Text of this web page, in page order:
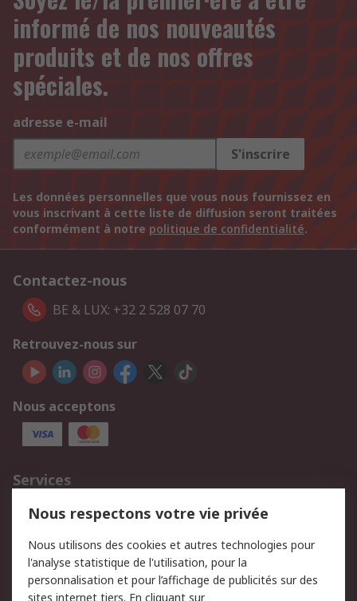
informé de nos nouveautés
produits et de nos offres
spéciales.
adresse e-mail
S'inscrire
Les données personnelles que vous nous fournissez en
vous inscrivant à cette liste de diffusion seront traitées
conformément à notre politique de confidentialité.
Contactez-nous
BE & LUX: +32 2 528 07 70
Retrouvez-nous sur
Nous acceptons
Services
750.000 produits
2.500 marques
Retours
Support technique
Track & trace
Nous respectons votre vie privée
Nous utilisons des cookies et autres technologies pour
l'analyse statistique de l'utilisation, pour la
personnalisation et pour l’affichage de publicités sur des
sites internet tiers. En cliquant sur